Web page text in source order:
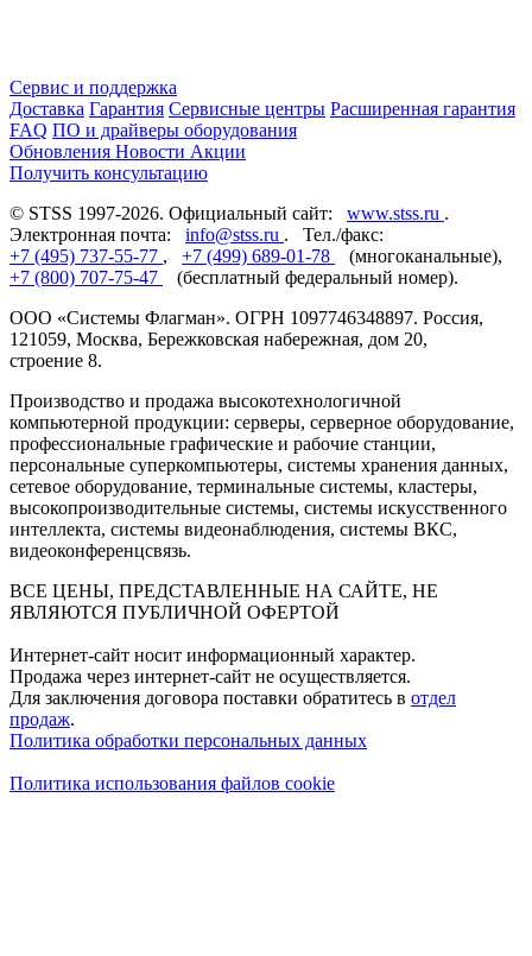
Сервис и поддержка
Доставка Гарантия Сервисные центры Расширенная гарантия
FAQ ПО и драйверы оборудования
Обновления Новости Акции
Получить консультацию
© STSS 1997-2026. Официальный сайт: www.stss.ru .
Электронная почта: info@stss.ru . Тел./факс:
+7 (495) 737-55-77 , +7 (499) 689-01-78
(многоканальные),
+7 (800) 707-75-47
(бесплатный федеральный номер).
ООО «Системы Флагман». ОГРН 1097746348897. Россия,
121059, Москва, Бережковская набережная, дом 20,
строение 8.
Производство и продажа высокотехнологичной
компьютерной продукции: серверы, серверное оборудование,
профессиональные графические и рабочие станции,
персональные суперкомпьютеры, системы хранения данных,
сетевое оборудование, терминальные системы, кластеры,
высокопроизводительные системы, системы искусственного
интеллекта, системы видеонаблюдения, системы ВКС,
видеоконференцсвязь.
ВСЕ ЦЕНЫ, ПРЕДСТАВЛЕННЫЕ НА САЙТЕ, НЕ
ЯВЛЯЮТСЯ ПУБЛИЧНОЙ ОФЕРТОЙ
Интернет-сайт носит информационный характер.
Продажа через интернет-сайт не осуществляется.
Для заключения договора поставки обратитесь в отдел
продаж.
Политика обработки персональных данных
Политика использования файлов cookie